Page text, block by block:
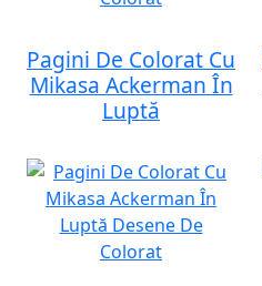
Pagini De Colorat Cu
Mikasa Ackerman În
Luptă